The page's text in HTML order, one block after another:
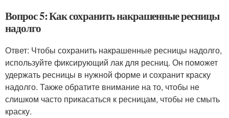
Вопрос 5: Как сохранить накрашенные ресницы
надолго
Ответ: Чтобы сохранить накрашенные ресницы надолго,
используйте фиксирующий лак для ресниц. Он поможет
удержать ресницы в нужной форме и сохранит краску
надолго. Также обратите внимание на то, чтобы не
слишком часто прикасаться к ресницам, чтобы не смыть
краску.